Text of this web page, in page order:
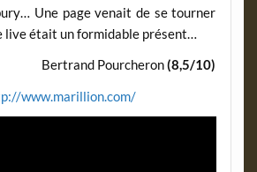
Une page venait de se tourner
live était un formidable présent…
Bertrand Pourcheron(8,5/10)
www.marillion.com/